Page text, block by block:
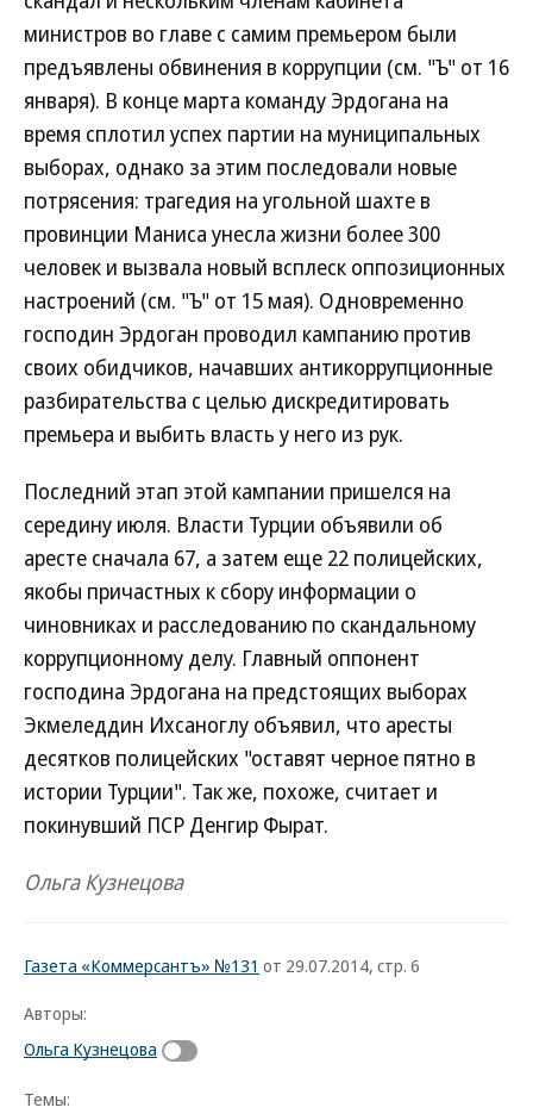
министров во главе с самим премьером были
предъявлены обвинения в коррупции (см. "Ъ" от 16
января). В конце марта команду Эрдогана на
время сплотил успех партии на муниципальных
выборах, однако за этим последовали новые
потрясения: трагедия на угольной шахте в
провинции Маниса унесла жизни более 300
человек и вызвала новый всплеск оппозиционных
настроений (см. "Ъ" от 15 мая). Одновременно
господин Эрдоган проводил кампанию против
своих обидчиков, начавших антикоррупционные
разбирательства с целью дискредитировать
премьера и выбить власть у него из рук.
Последний этап этой кампании пришелся на
середину июля. Власти Турции объявили об
аресте сначала 67, а затем еще 22 полицейских,
якобы причастных к сбору информации о
чиновниках и расследованию по скандальному
коррупционному делу. Главный оппонент
господина Эрдогана на предстоящих выборах
Экмеледдин Ихсаноглу объявил, что аресты
десятков полицейских "оставят черное пятно в
истории Турции". Так же, похоже, считает и
покинувший ПСР Денгир Фырат.
Ольга Кузнецова
Газета «Коммерсантъ» №131 от 29.07.2014, стр. 6
Авторы:
Ольга Кузнецова
Темы: